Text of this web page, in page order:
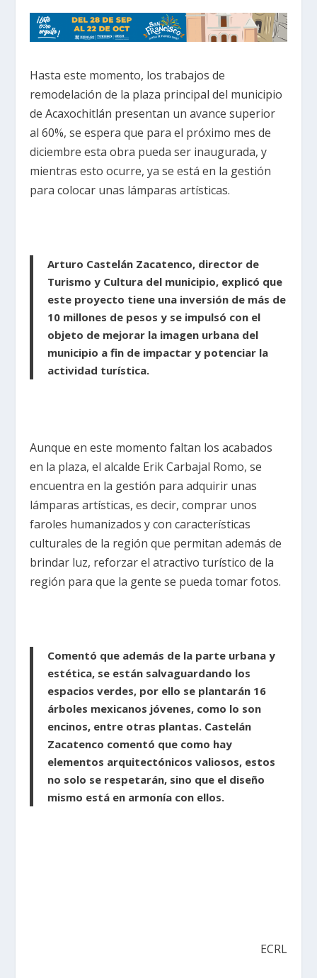
Hasta este momento, los trabajos de
remodelación de la plaza principal del municipio
de Acaxochitlán presentan un avance superior
al 60%, se espera que para el próximo mes de
diciembre esta obra pueda ser inaugurada, y
mientras esto ocurre, ya se está en la gestión
para colocar unas lámparas artísticas.
Arturo Castelán Zacatenco, director de
Turismo y Cultura del municipio, explicó que
este proyecto tiene una inversión de más de
10 millones de pesos y se impulsó con el
objeto de mejorar la imagen urbana del
municipio a fin de impactar y potenciar la
actividad turística.
Aunque en este momento faltan los acabados
en la plaza, el alcalde Erik Carbajal Romo, se
encuentra en la gestión para adquirir unas
lámparas artísticas, es decir, comprar unos
faroles humanizados y con características
culturales de la región que permitan además de
brindar luz, reforzar el atractivo turístico de la
región para que la gente se pueda tomar fotos.
Comentó que además de la parte urbana y
estética, se están salvaguardando los
espacios verdes, por ello se plantarán 16
árboles mexicanos jóvenes, como lo son
encinos, entre otras plantas. Castelán
Zacatenco comentó que como hay
elementos arquitectónicos valiosos, estos
no solo se respetarán, sino que el diseño
mismo está en armonía con ellos.
ECRL